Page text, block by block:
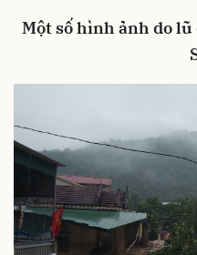
Một số hình ảnh do